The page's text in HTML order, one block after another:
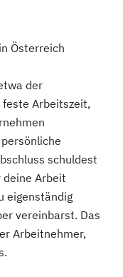
Österreich
der
feste Arbeitszeit,
schuldest
deine Arbeit
eigenständig
vereinbarst. Das
Arbeitnehmer,